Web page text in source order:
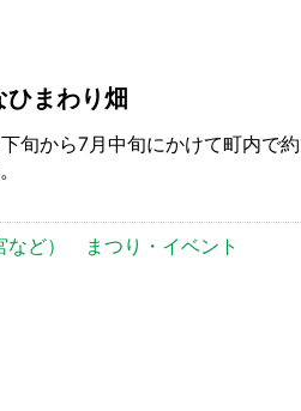
まわり畑
旬から7月中旬にかけて町内で
ど） まつり・イベント